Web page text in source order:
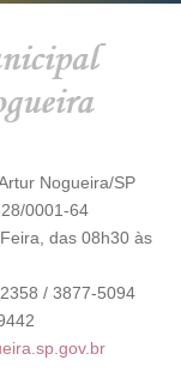
Nogueira/SP
0001-64
das 08h30 às
/ 3877-5094